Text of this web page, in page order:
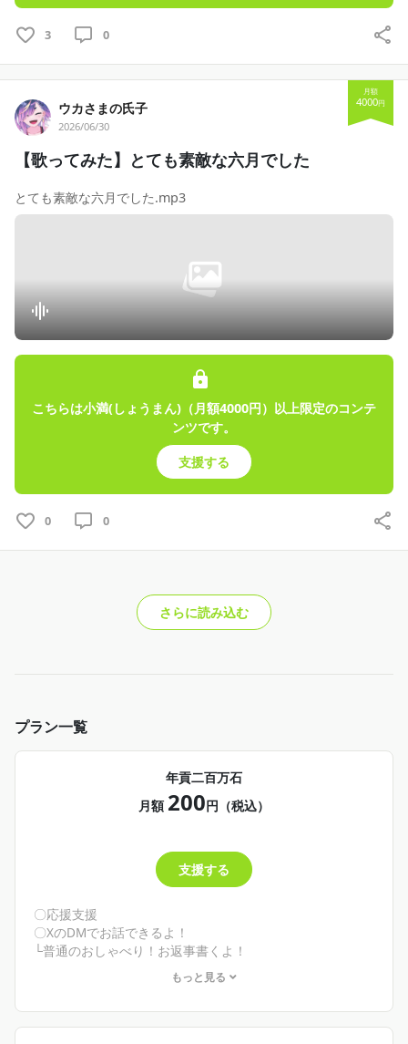
3 0
ウカさまの氏子
2026/06/30
月額
4000円
【歌ってみた】とても素敵な六月でした
とても素敵な六月でした.mp3
こちらは小満(しょうまん)（月額4000円）以上限定のコンテ
ンツです。
支援する
0 0
さらに読み込む
プラン一覧
年貢二百万石
月額 200円（税込）
支援する
〇応援支援
〇XのDMでお話できるよ！
└普通のおしゃべり！お返事書くよ！
🌾こんな人にオススメ！🌾
・とりあえずクリエイティアに入っておきたい！
もっと見る